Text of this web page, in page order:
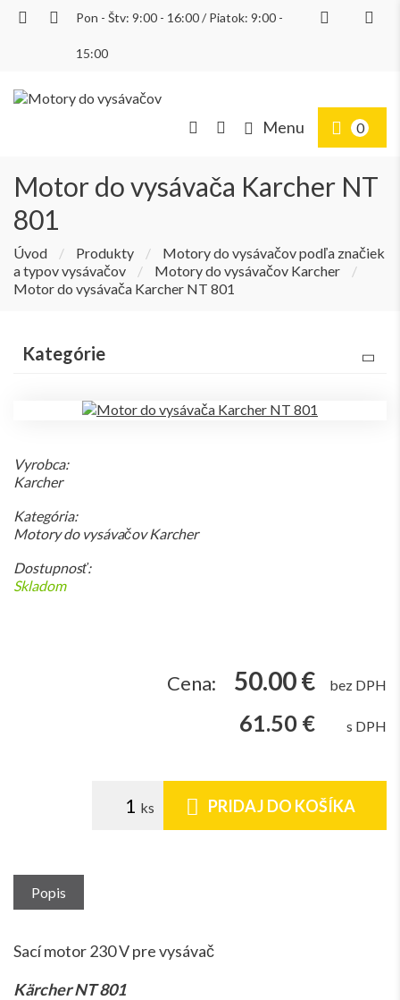
Pon - Štv: 9:00 - 16:00 / Piatok: 9:00 -
15:00
Menu 0
Motor do vysávača Karcher NT
801
Úvod / Produkty /
Motory do vysávačov podľa značiek
a typov vysávačov
/ Motory do vysávačov Karcher
/
Motor do vysávača Karcher NT 801
Vyrobca:
Karcher
Kategória:
Motory do vysávačov Karcher
Dostupnosť:
Skladom
Cena: 50.00 € bez DPH
61.50 € s DPH
PRIDAJ DO KOŠÍKA
Popis
Sací motor 230 V pre vysávač
Kärcher NT 801
Kategórie